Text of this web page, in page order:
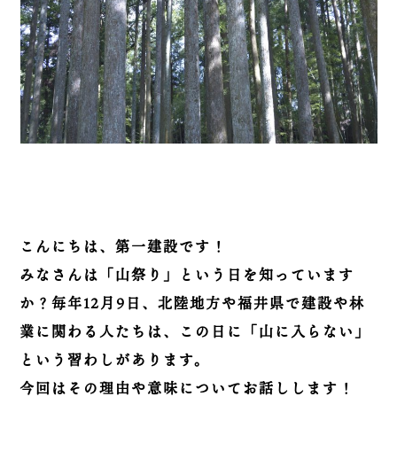
こんにちは、第一建設です！
みなさんは「山祭り」という日を知っています
か？毎年12月9日、北陸地方や福井県で建設や林
業に関わる人たちは、この日に「山に入らない」
という習わしがあります。
今回はその理由や意味についてお話しします！